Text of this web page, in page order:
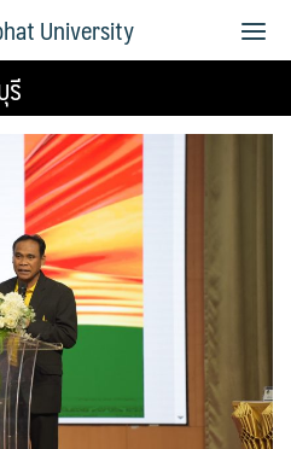
University